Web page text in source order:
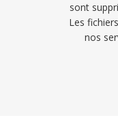
sont
Les
nos